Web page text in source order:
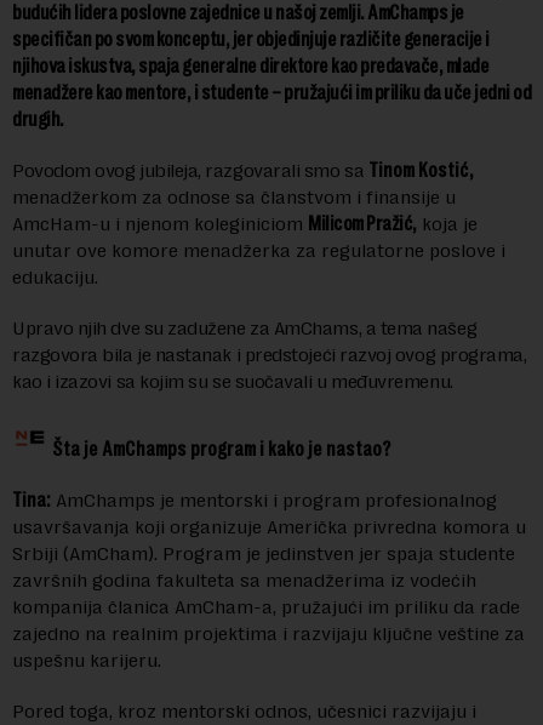
budućih lidera poslovne zajednice u našoj zemlji. AmChamps je
specifičan po svom konceptu, jer objedinjuje različite generacije i
njihova iskustva, spaja generalne direktore kao predavače, mlade
menadžere kao mentore, i studente – pružajući im priliku da uče jedni od
drugih.
Povodom ovog jubileja, razgovarali smo sa Tinom Kostić,
menadžerkom za odnose sa članstvom i finansije u
AmcHam-u i njenom koleginiciom Milicom Pražić, koja je
unutar ove komore menadžerka za regulatorne poslove i
edukaciju.
Upravo njih dve su zadužene za AmChams, a tema našeg
razgovora bila je nastanak i predstojeći razvoj ovog programa,
kao i izazovi sa kojim su se suočavali u međuvremenu.
Šta je AmChamps program i kako je nastao?
Tina: AmChamps je mentorski i program profesionalnog
usavršavanja koji organizuje Američka privredna komora u
Srbiji (AmCham). Program je jedinstven jer spaja studente
završnih godina fakulteta sa menadžerima iz vodećih
kompanija članica AmCham-a, pružajući im priliku da rade
zajedno na realnim projektima i razvijaju ključne veštine za
uspešnu karijeru.
Pored toga, kroz mentorski odnos, učesnici razvijaju i